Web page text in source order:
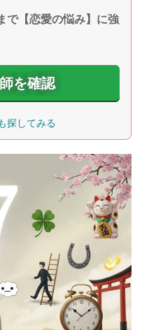
で【恋愛の悩み】に強
を確認
探してみる